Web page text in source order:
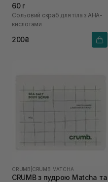
60 г
Сольовий скраб для тіла з AHA-
кислотами
200₴
CRUMB CRUMB MATCHA
CRUMB з пудрою Matcha та